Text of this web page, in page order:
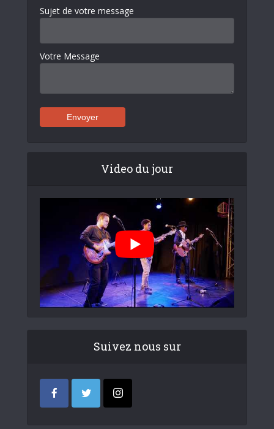
Sujet de votre message
Votre Message
Video du jour
Suivez nous sur